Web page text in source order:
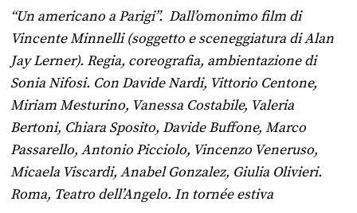
“Un americano a Parigi”. Dall’omonimo film di
Vincente Minnelli (soggetto e sceneggiatura di Alan
Jay Lerner). Regia, coreografia, ambientazione di
Sonia Nifosi. Con Davide Nardi, Vittorio Centone,
Miriam Mesturino, Vanessa Costabile, Valeria
Bertoni, Chiara Sposito, Davide Buffone, Marco
Passarello, Antonio Picciolo, Vincenzo Veneruso,
Micaela Viscardi, Anabel Gonzalez, Giulia Olivieri.
Roma, Teatro dell’Angelo. In tornée estiva